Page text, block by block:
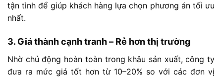
tậntìnhđể giúp khách hàng lựachọn phương án tối ưu
nhất.
3. Giáthànhcạnhtranh – Rẻ hơnthị trường
Nhờ chủđộng hoàn toàn trong khâu sản xuất,côngty
đưa ra mức giá tốt hơn từ 10–20% so với các đơn vị